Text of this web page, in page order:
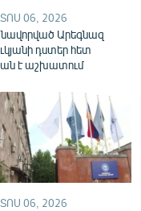
06, 2026
Արեգնազ
դստեր հետ
է աշխատում
06, 2026